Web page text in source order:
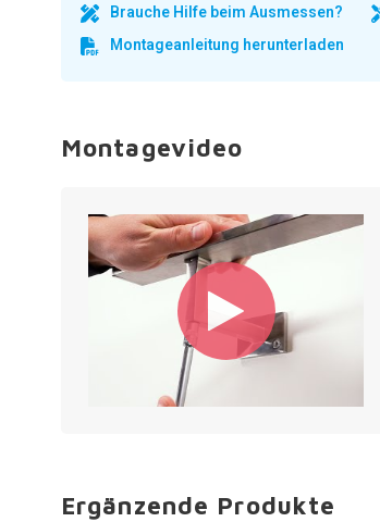
Brauche Hilfe beim Ausmessen?
Montageanleitung herunterladen
Montagevideo
Ergänzende Produkte